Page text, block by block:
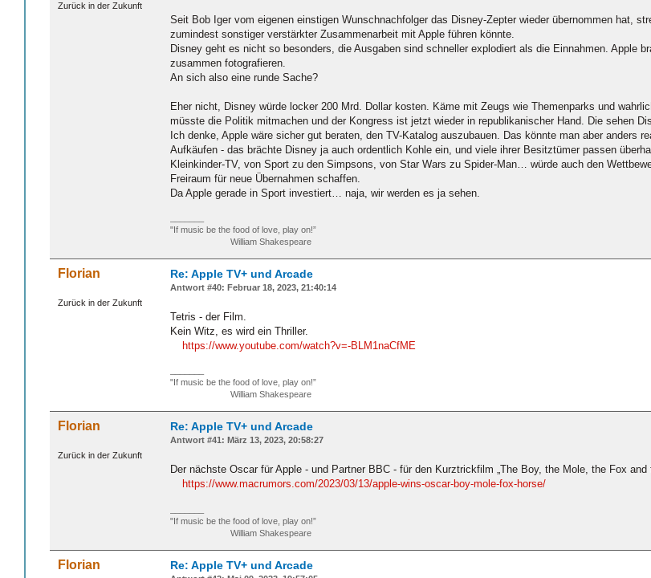
Zurück in der Zukunft
Seit Bob Iger vom eigenen einstigen Wunschnachfolger das Disney-Zepter wieder übernommen hat,
zumindest sonstiger verstärkter Zusammenarbeit mit Apple führen könnte.
Disney geht es nicht so besonders, die Ausgaben sind schneller explodiert als die Einnahmen. Apple
zusammen fotografieren.
An sich also eine runde Sache?
Eher nicht, Disney würde locker 200 Mrd. Dollar kosten. Käme mit Zeugs wie Themenparks und
müsste die Politik mitmachen und der Kongress ist jetzt wieder in republikanischer Hand. Die sehen
Ich denke, Apple wäre sicher gut beraten, den TV-Katalog auszubauen. Das könnte man aber anders
Aufkäufen - das brächte Disney ja auch ordentlich Kohle ein, und viele ihrer Besitztümer passen
Kleinkinder-TV, von Sport zu den Simpsons, von Star Wars zu Spider-Man… würde auch den
Freiraum für neue Übernahmen schaffen.
Da Apple gerade in Sport investiert… naja, wir werden es ja sehen.
"If music be the food of love, play on!”
William Shakespeare
Florian
Zurück in der Zukunft
Re: Apple TV+ und Arcade
Antwort #40: Februar 18, 2023, 21:40:14
Tetris - der Film.
Kein Witz, es wird ein Thriller.
https://www.youtube.com/watch?v=-BLM1naCfME
"If music be the food of love, play on!”
William Shakespeare
Florian
Zurück in der Zukunft
Re: Apple TV+ und Arcade
Antwort #41: März 13, 2023, 20:58:27
Der nächste Oscar für Apple - und Partner BBC - für den Kurztrickfilm „The Boy, the Mole, the Fox and
https://www.macrumors.com/2023/03/13/apple-wins-oscar-boy-mole-fox-horse/
"If music be the food of love, play on!”
William Shakespeare
Florian Re: Apple TV+ und Arcade